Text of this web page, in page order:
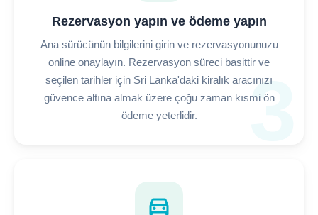
3
Rezervasyon yapın ve ödeme yapın
Ana sürücünün bilgilerini girin ve rezervasyonunuzu
online onaylayın. Rezervasyon süreci basittir ve
seçilen tarihler için Sri Lanka'daki kiralık aracınızı
güvence altına almak üzere çoğu zaman kısmi ön
ödeme yeterlidir.
directions_car